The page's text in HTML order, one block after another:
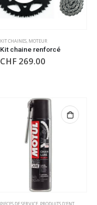
KIT CHAINES, MOTEUR
Kit chaine renforcé
CHF 269.00